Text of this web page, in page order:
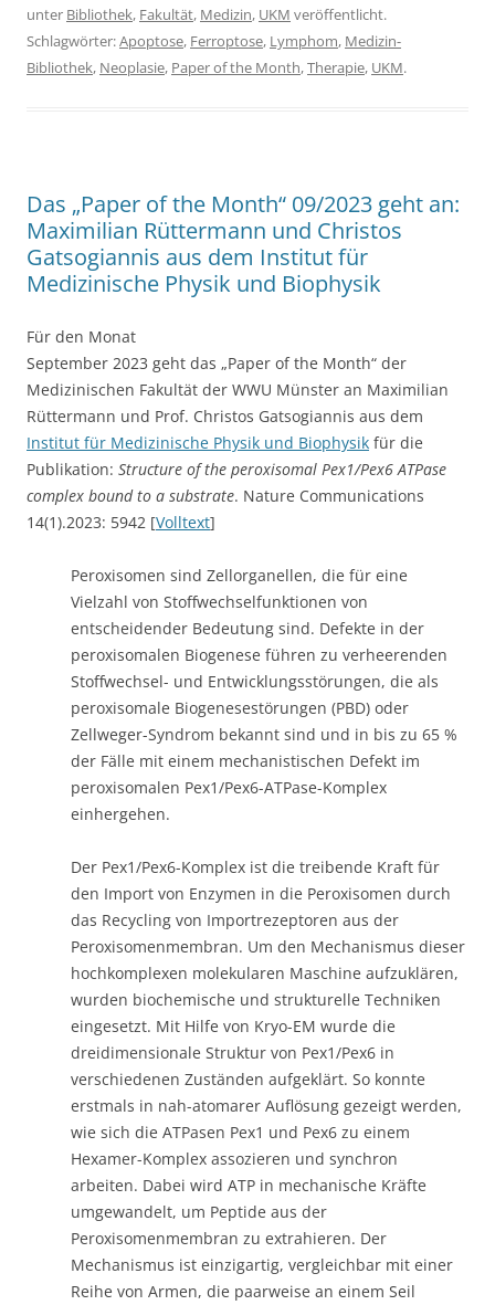
unter Bibliothek, Fakultät, Medizin, UKM veröffentlicht.
Schlagwörter:Apoptose, Ferroptose, Lymphom, Medizin-
Bibliothek, Neoplasie, Paper of the Month,Therapie, UKM.
Das „Paper of the Month“ 09/2023 geht an:
Maximilian Rüttermann und Christos
Gatsogiannis aus dem Institut für
Medizinische Physik und Biophysik
Für den Monat
September 2023 geht das „Paper of the Month“ der
Medizinischen Fakultät der WWU Münster an Maximilian
Rüttermann und Prof. Christos Gatsogiannis aus dem
Institut für Medizinische Physik und Biophysik für die
Publikation: Structure of the peroxisomal Pex1/Pex6 ATPase
complex bound to a substrate. Nature Communications
14(1).2023: 5942 [Volltext]
Peroxisomen sind Zellorganellen, die für eine
Vielzahl von Stoffwechselfunktionen von
entscheidender Bedeutung sind. Defekte in der
peroxisomalen Biogenese führen zu verheerenden
Stoffwechsel- und Entwicklungsstörungen, die als
peroxisomale Biogenesestörungen (PBD) oder
Zellweger-Syndrom bekannt sind und in bis zu 65 %
der Fälle mit einem mechanistischen Defekt im
peroxisomalen Pex1/Pex6-ATPase-Komplex
einhergehen.
Der Pex1/Pex6-Komplex ist die treibende Kraft für
den Import von Enzymen in die Peroxisomen durch
das Recycling von Importrezeptoren aus der
Peroxisomenmembran. Um den Mechanismus dieser
hochkomplexen molekularen Maschine aufzuklären,
wurden biochemische und strukturelle Techniken
eingesetzt. Mit Hilfe von Kryo-EM wurde die
dreidimensionale Struktur von Pex1/Pex6 in
verschiedenen Zuständen aufgeklärt. So konnte
erstmals in nah-atomarer Auflösung gezeigt werden,
wie sich die ATPasen Pex1 und Pex6 zu einem
Hexamer-Komplex assozieren und synchron
arbeiten. Dabei wird ATP in mechanische Kräfte
umgewandelt, um Peptide aus der
Peroxisomenmembran zu extrahieren. Der
Mechanismus ist einzigartig, vergleichbar mit einer
Reihe von Armen, die paarweise an einem Seil